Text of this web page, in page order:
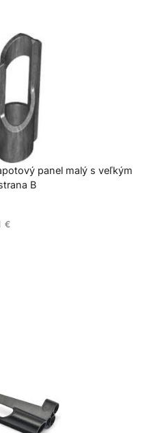
panel malý s veľkým
B
€